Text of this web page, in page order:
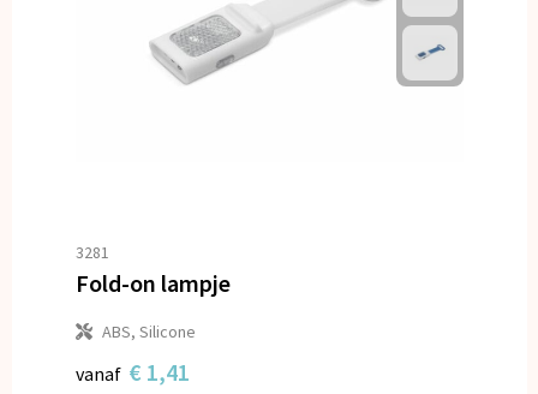
3281
Fold-on lampje
ABS, Silicone
vanaf € 1,41